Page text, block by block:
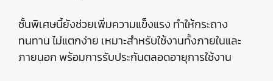
ชั้นพิเศษนี้ยังช่วยเพิ่มความแข็งแรง ทำให้กระถาง
ทนทาน ไม่แตกง่าย เหมาะสำหรับใช้งานทั้งภายในและ
ภายนอก พร้อมการรับประกันตลอดอายุการใช้งาน